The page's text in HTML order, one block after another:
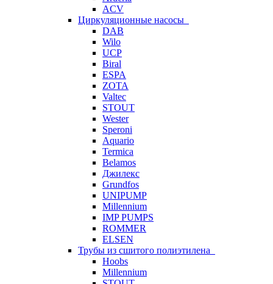
ACV
Циркуляционные насосы
DAB
Wilo
UCP
Biral
ESPA
ZOTA
Valtec
STOUT
Wester
Speroni
Aquario
Termica
Belamos
Джилекс
Grundfos
UNIPUMP
Millennium
IMP PUMPS
ROMMER
ELSEN
Трубы из сшитого полиэтилена
Hoobs
Millennium